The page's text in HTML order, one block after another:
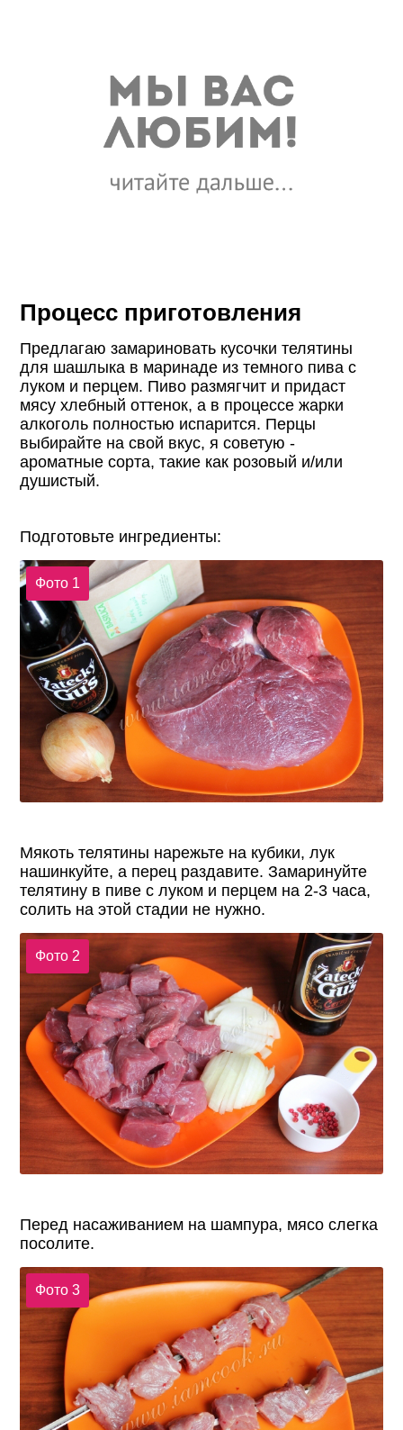
Процесс приготовления
Предлагаю замариновать кусочки телятины
для шашлыка в маринаде из темного пива с
луком и перцем. Пиво размягчит и придаст
мясу хлебный оттенок, а в процессе жарки
алкоголь полностью испарится. Перцы
выбирайте на свой вкус, я советую -
ароматные сорта, такие как розовый и/или
душистый.
Подготовьте ингредиенты:
Фото 1
Мякоть телятины нарежьте на кубики, лук
нашинкуйте, а перец раздавите. Замаринуйте
телятину в пиве с луком и перцем на 2-3 часа,
солить на этой стадии не нужно.
Фото 2
Перед насаживанием на шампура, мясо слегка
посолите.
Фото 3